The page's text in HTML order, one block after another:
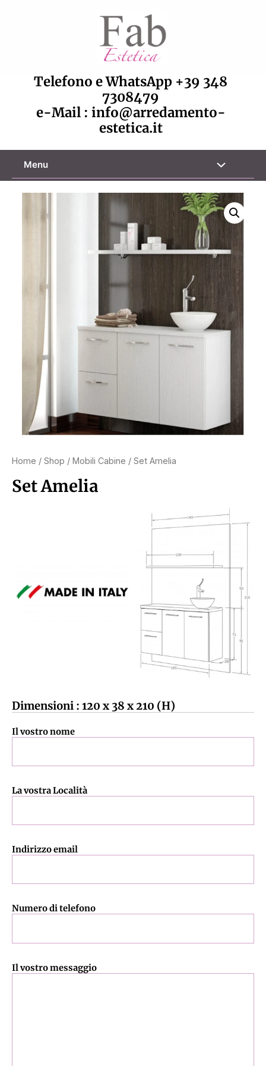
Telefono e WhatsApp +39 348
7308479
e-Mail : info@arredamento-
estetica.it
Menu Attiva/
menu
Home / Shop / Mobili Cabine / Set Amelia
Set Amelia
Dimensioni : 120 x 38 x 210 (H)
Il vostro nome
La vostra Località
Indirizzo email
Numero di telefono
Il vostro messaggio